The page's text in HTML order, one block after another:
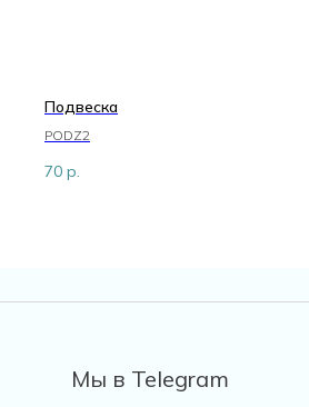
Подвеска
PODZ2
70 р.
Мы в Telegram